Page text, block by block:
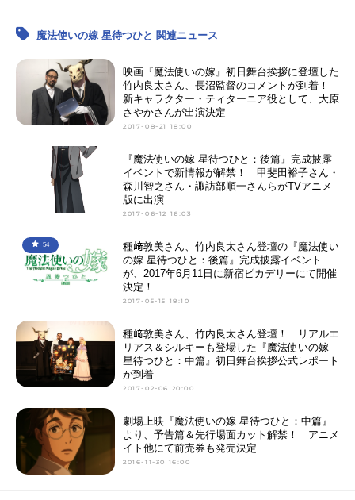
魔法使いの嫁 星待つひと 関連ニュース
映画『魔法使いの嫁』初日舞台挨拶に登壇した
竹内良太さん、長沼監督のコメントが到着！
新キャラクター・ティターニア役として、大原
さやかさんが出演決定
2017-08-21 18:00
『魔法使いの嫁 星待つひと：後篇』完成披露
イベントで新情報が解禁！ 甲斐田裕子さん・
森川智之さん・諏訪部順一さんらがTVアニメ
版に出演
2017-06-12 16:03
54
種﨑敦美さん、竹内良太さん登壇の『魔法使い
の嫁 星待つひと：後篇』完成披露イベント
が、2017年6月11日に新宿ピカデリーにて開催
決定！
2017-05-15 18:10
種﨑敦美さん、竹内良太さん登壇！ リアルエ
リアス＆シルキーも登場した『魔法使いの嫁
星待つひと：中篇』初日舞台挨拶公式レポート
が到着
2017-02-06 20:00
劇場上映『魔法使いの嫁 星待つひと：中篇』
より、予告篇＆先行場面カット解禁！ アニメ
イト他にて前売券も発売決定
2016-11-30 16:00